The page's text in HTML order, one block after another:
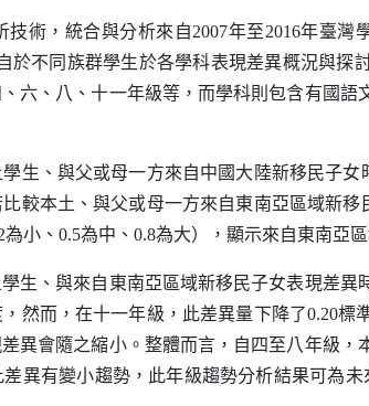
，統合與分析來自2007年至2016年臺灣
於不同族群學生於各學科表現差異概況與探
六、八、十一年級等，而學科則包含有國
生、與父或母一方來自中國大陸新移民子
較本土、與父或母一方來自東南亞區域新
小、0.5為中、0.8為大），顯示來自東南亞
生、與來自東南亞區域新移民子女表現差
然而，在十一年級，此差異量下降了0.20標
異會隨之縮小。整體而言，自四至八年級，
異有變小趨勢，此年級趨勢分析結果可為